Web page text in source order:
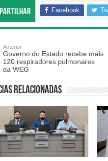
Facebook
Anterior
Governo do Estado recebe mais
120 respiradores pulmonares
da WEG
relacionadas